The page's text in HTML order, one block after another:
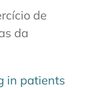
de
da
in patients